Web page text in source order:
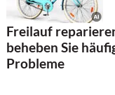
Freilauf
beheben Sie
Probleme